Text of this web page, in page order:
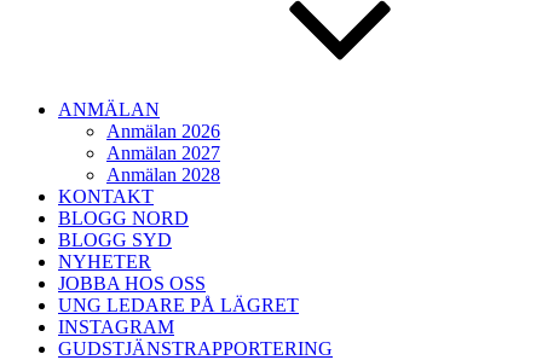
ANMÄLAN
Anmälan 2026
Anmälan 2027
Anmälan 2028
KONTAKT
BLOGG NORD
BLOGG SYD
NYHETER
JOBBA HOS OSS
UNG LEDARE PÅ LÄGRET
INSTAGRAM
GUDSTJÄNSTRAPPORTERING